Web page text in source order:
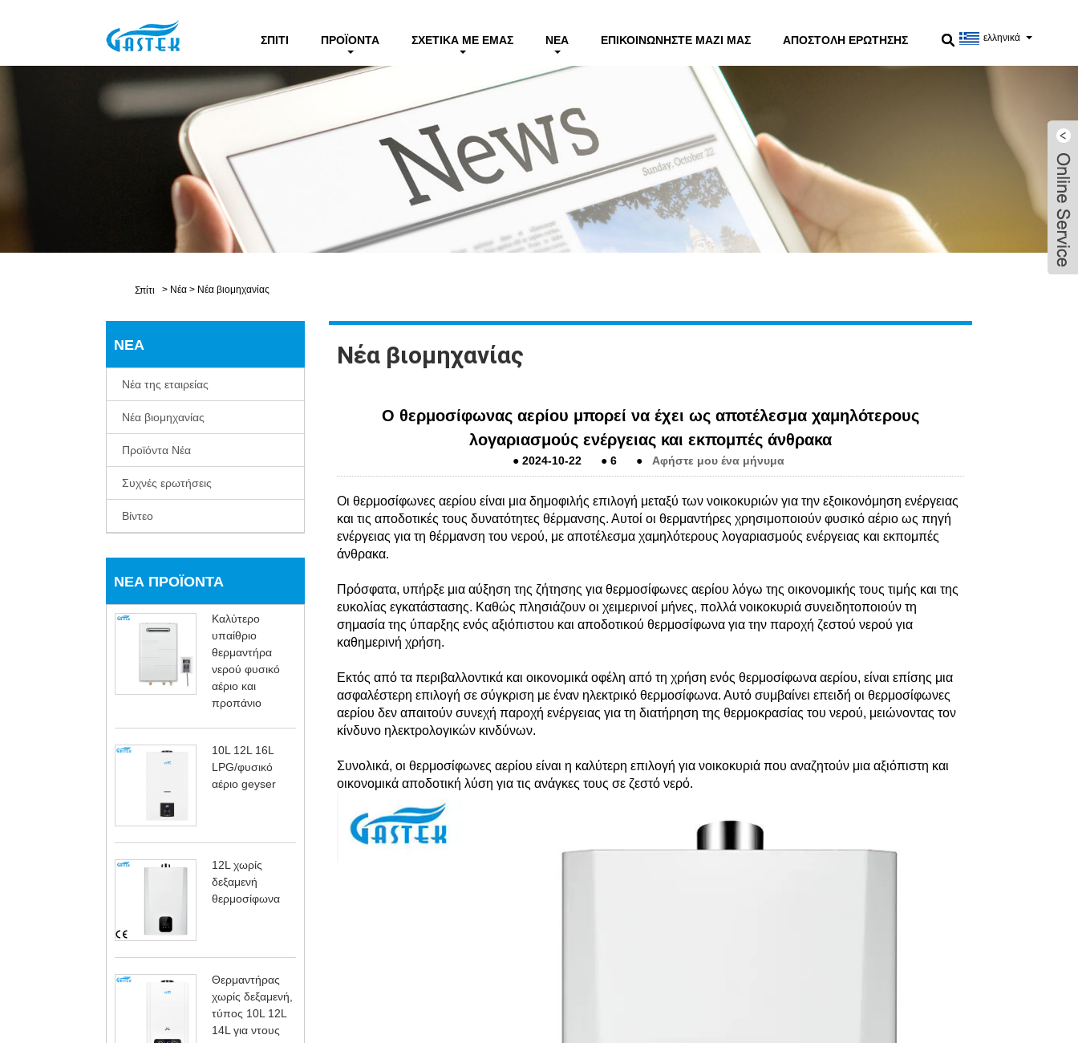
ελληνικά
ΣΠΊΤΙ ΠΡΟΪΌΝΤΑ ΣΧΕΤΙΚΆ ΜΕ ΕΜΆΣ ΝΈΑ ΕΠΙΚΟΙΝΩΝΉΣΤΕ ΜΑΖΊ ΜΑΣ ΑΠΟΣΤΟΛΉ ΕΡΏΤΗΣΗΣ
Σπίτι > Νέα > Νέα βιομηχανίας
ΝΈΑ
Νέα της εταιρείας
Νέα βιομηχανίας
Προϊόντα Νέα
Συχνές ερωτήσεις
Βίντεο
ΝΈΑ ΠΡΟΪΌΝΤΑ
Καλύτερο
υπαίθριο
θερμαντήρα
νερού φυσικό
αέριο και
προπάνιο
10L 12L 16L
LPG/φυσικό
αέριο geyser
12L χωρίς
δεξαμενή
θερμοσίφωνα
Θερμαντήρας
χωρίς δεξαμενή,
τύπος 10L 12L
14L για ντους
Νέα βιομηχανίας
Ο θερμοσίφωνας αερίου μπορεί να έχει ως αποτέλεσμα χαμηλότερους
λογαριασμούς ενέργειας και εκπομπές άνθρακα
●2024-10-22 ●6 ● Αφήστε μου ένα μήνυμα
Οι θερμοσίφωνες αερίου είναι μια δημοφιλής επιλογή μεταξύ των νοικοκυριών για την εξοικονόμηση ενέργειας
και τις αποδοτικές τους δυνατότητες θέρμανσης. Αυτοί οι θερμαντήρες χρησιμοποιούν φυσικό αέριο ως πηγή
ενέργειας για τη θέρμανση του νερού, με αποτέλεσμα χαμηλότερους λογαριασμούς ενέργειας και εκπομπές
άνθρακα.
Πρόσφατα, υπήρξε μια αύξηση της ζήτησης για θερμοσίφωνες αερίου λόγω της οικονομικής τους τιμής και της
ευκολίας εγκατάστασης. Καθώς πλησιάζουν οι χειμερινοί μήνες, πολλά νοικοκυριά συνειδητοποιούν τη
σημασία της ύπαρξης ενός αξιόπιστου και αποδοτικού θερμοσίφωνα για την παροχή ζεστού νερού για
καθημερινή χρήση.
Εκτός από τα περιβαλλοντικά και οικονομικά οφέλη από τη χρήση ενός θερμοσίφωνα αερίου, είναι επίσης μια
ασφαλέστερη επιλογή σε σύγκριση με έναν ηλεκτρικό θερμοσίφωνα. Αυτό συμβαίνει επειδή οι θερμοσίφωνες
αερίου δεν απαιτούν συνεχή παροχή ενέργειας για τη διατήρηση της θερμοκρασίας του νερού, μειώνοντας τον
κίνδυνο ηλεκτρολογικών κινδύνων.
Συνολικά, οι θερμοσίφωνες αερίου είναι η καλύτερη επιλογή για νοικοκυριά που αναζητούν μια αξιόπιστη και
οικονομικά αποδοτική λύση για τις ανάγκες τους σε ζεστό νερό.